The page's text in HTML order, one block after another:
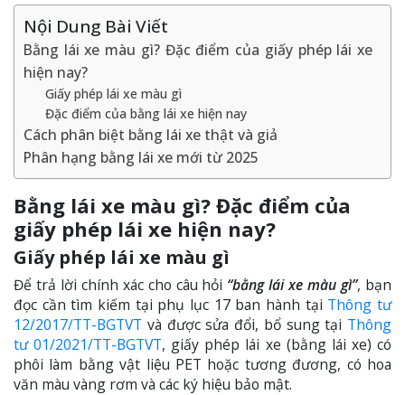
Nội Dung Bài Viết
Bằng lái xe màu gì? Đặc điểm của giấy phép lái xe
hiện nay?
Giấy phép lái xe màu gì
Đặc điểm của bằng lái xe hiện nay
Cách phân biệt bằng lái xe thật và giả
Phân hạng bằng lái xe mới từ 2025
Bằng lái xe màu gì? Đặc điểm của
giấy phép lái xe hiện nay?
Giấy phép lái xe màu gì
Để trả lời chính xác cho câu hỏi “bằng lái xe màu gì”, bạn
đọc cần tìm kiếm tại phụ lục 17 ban hành tại Thông tư
12/2017/TT-BGTVT và được sửa đổi, bổ sung tại Thông
tư 01/2021/TT-BGTVT, giấy phép lái xe (bằng lái xe) có
phôi làm bằng vật liệu PET hoặc tương đương, có hoa
văn màu vàng rơm và các ký hiệu bảo mật.